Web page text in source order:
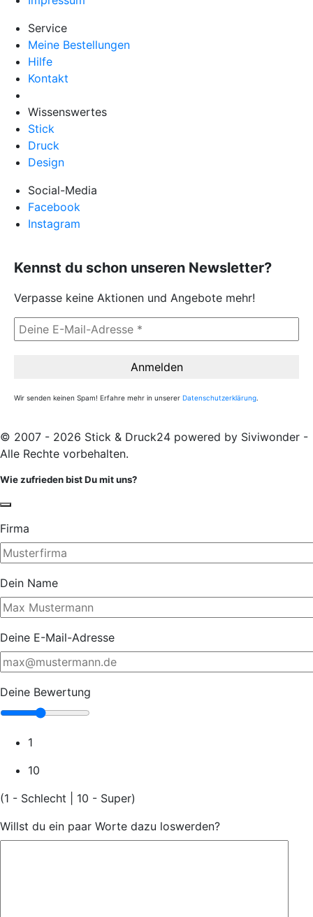
Service
Meine Bestellungen
Hilfe
Kontakt
Wissenswertes
Stick
Druck
Design
Social-Media
Facebook
Instagram
Kennst du schon unseren Newsletter?
Verpasse keine Aktionen und Angebote mehr!
Wir senden keinen Spam! Erfahre mehr in unserer Datenschutzerklärung.
© 2007 - 2026 Stick & Druck24 powered by Siviwonder -
Alle Rechte vorbehalten.
Wie zufrieden bist Du mit uns?
Firma
Dein Name
Deine E-Mail-Adresse
Deine Bewertung
1
10
(1 - Schlecht | 10 - Super)
Willst du ein paar Worte dazu loswerden?